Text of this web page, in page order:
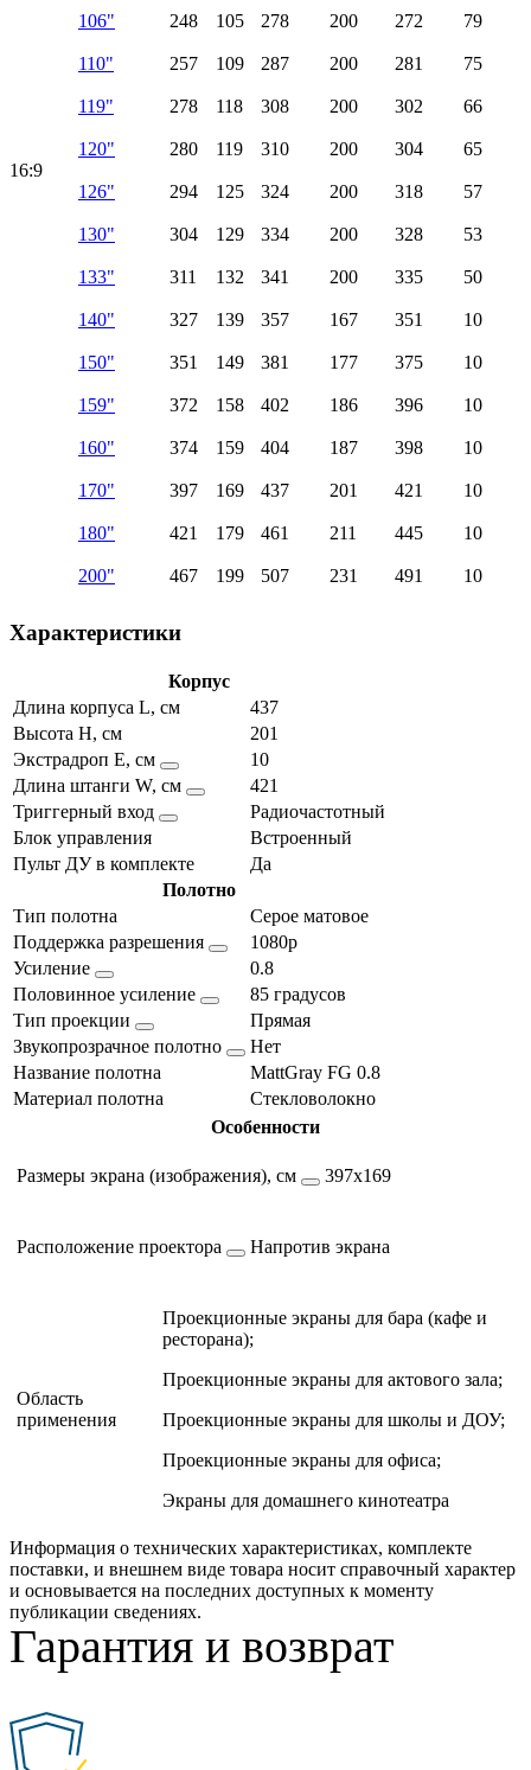
16:9
106" 248 105 278 200 272 79
110" 257 109 287 200 281 75
119" 278 118 308 200 302 66
120" 280 119 310 200 304 65
126" 294 125 324 200 318 57
130" 304 129 334 200 328 53
133" 311 132 341 200 335 50
140" 327 139 357 167 351 10
150" 351 149 381 177 375 10
159" 372 158 402 186 396 10
160" 374 159 404 187 398 10
170" 397 169 437 201 421 10
180" 421 179 461 211 445 10
200" 467 199 507 231 491 10
Характеристики
Корпус
Длина корпуса L, см
437
Высота H, см
201
Экстрадроп E, см
10
Длина штанги W, см
421
Триггерный вход
Радиочастотный
Блок управления
Встроенный
Пульт ДУ в комплекте
Да
Полотно
Тип полотна
Серое матовое
Поддержка разрешения
1080p
Усиление
0.8
Половинное усиление
85 градусов
Тип проекции
Прямая
Звукопрозрачное полотно
Нет
Название полотна
MattGray FG 0.8
Материал полотна
Стекловолокно
Особенности
Размеры экрана (изображения), см 397х169
Расположение проектора Напротив экрана
Область
применения
Проекционные экраны для бара (кафе и
ресторана);
Проекционные экраны для актового зала;
Проекционные экраны для школы и ДОУ;
Проекционные экраны для офиса;
Экраны для домашнего кинотеатра
Информация о технических характеристиках, комплекте
поставки, и внешнем виде товара носит справочный характер
и основывается на последних доступных к моменту
публикации сведениях.
Гарантия и возврат